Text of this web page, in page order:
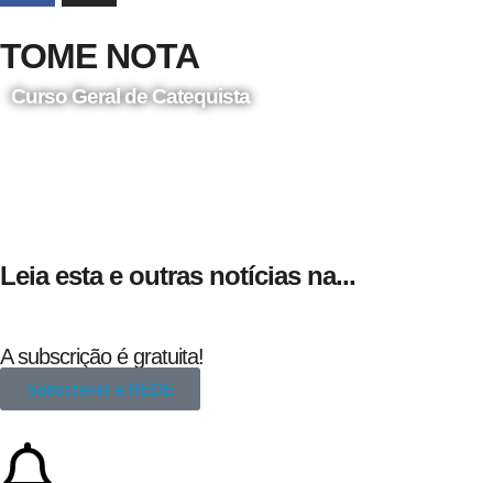
TOME NOTA
Curso Geral de Catequista
Leia esta e outras notícias na...
A subscrição é gratuita!
Subscrever a REDE